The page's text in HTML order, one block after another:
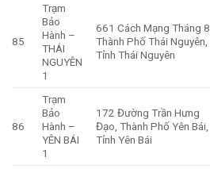
85
Trạm
Bảo
Hành –
THÁI
NGUYÊN
1
661 Cách Mạng Tháng 8,
Thành Phố Thái Nguyên,
Tỉnh Thái Nguyên
86
Trạm
Bảo
Hành –
YÊN BÁI
1
172 Đường Trần Hưng
Đạo, Thành Phố Yên Bái,
Tỉnh Yên Bái